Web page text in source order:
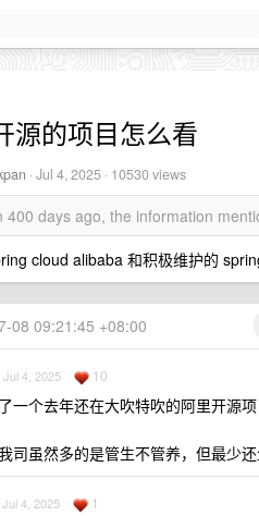
源的项目怎么看
·Jul 4, 2025 · 10530 views
400 days ago, the information
cloud alibaba 和积极维护的
08 09:21:45 +08:00
Jul 4, 2025 10
一个去年还在大吹特吹的阿里开源项
司虽然多的是管生不管养，但最少
Jul 4, 2025 1